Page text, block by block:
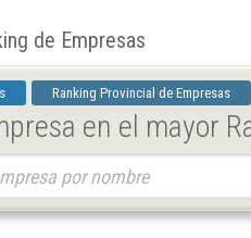
de Empresas
Ranking Provincial de Empresas
en el mayor